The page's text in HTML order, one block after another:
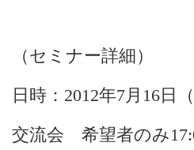
（セミナー詳細）
日時：2012年7月16
交流会 希望者のみ